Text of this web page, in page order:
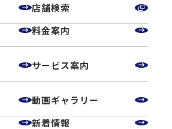
店舗検索
料金案内
サービス案内
動画ギャラリー
新着情報